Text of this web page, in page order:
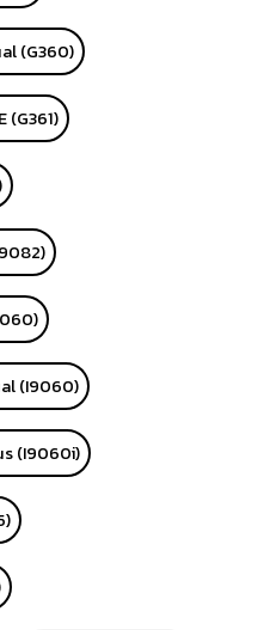
(G360)
(G361)
(I9060)
(I9060i)